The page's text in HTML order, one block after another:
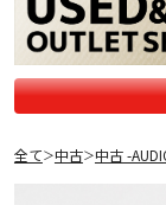
全て＞中古＞中古 -